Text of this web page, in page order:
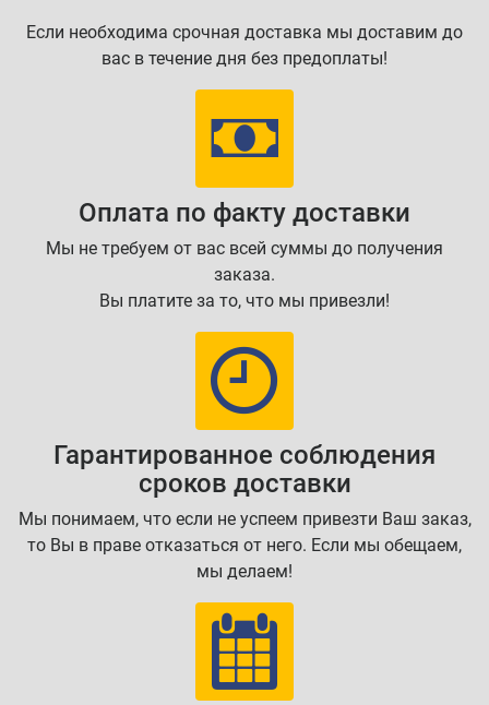
Если необходима срочная доставка мы доставим до
вас в течение дня без предоплаты!
Оплата по факту доставки
Мы не требуем от вас всей суммы до получения
заказа.
Вы платите за то, что мы привезли!
Гарантированное соблюдения
сроков доставки
Мы понимаем, что если не успеем привезти Ваш заказ,
то Вы в праве отказаться от него. Если мы обещаем,
мы делаем!